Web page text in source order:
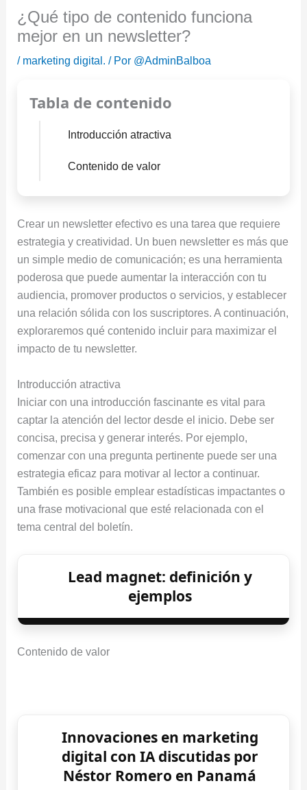
¿Qué tipo de contenido funciona
mejor en un newsletter?
/ marketing digital. / Por @AdminBalboa
Tabla de contenido
Introducción atractiva
Contenido de valor
Crear un newsletter efectivo es una tarea que requiere
estrategia y creatividad. Un buen newsletter es más que
un simple medio de comunicación; es una herramienta
poderosa que puede aumentar la interacción con tu
audiencia, promover productos o servicios, y establecer
una relación sólida con los suscriptores. A continuación,
exploraremos qué contenido incluir para maximizar el
impacto de tu newsletter.
Introducción atractiva
Iniciar con una introducción fascinante es vital para
captar la atención del lector desde el inicio. Debe ser
concisa, precisa y generar interés. Por ejemplo,
comenzar con una pregunta pertinente puede ser una
estrategia eficaz para motivar al lector a continuar.
También es posible emplear estadísticas impactantes o
una frase motivacional que esté relacionada con el
tema central del boletín.
Lead magnet: definición y
ejemplos
Contenido de valor
Innovaciones en marketing
digital con IA discutidas por
Néstor Romero en Panamá